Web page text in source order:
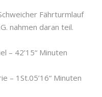
Fährturmlauf
nahmen daran teil.
– 42’15“ Minuten
– 1St.05’16“ Minuten